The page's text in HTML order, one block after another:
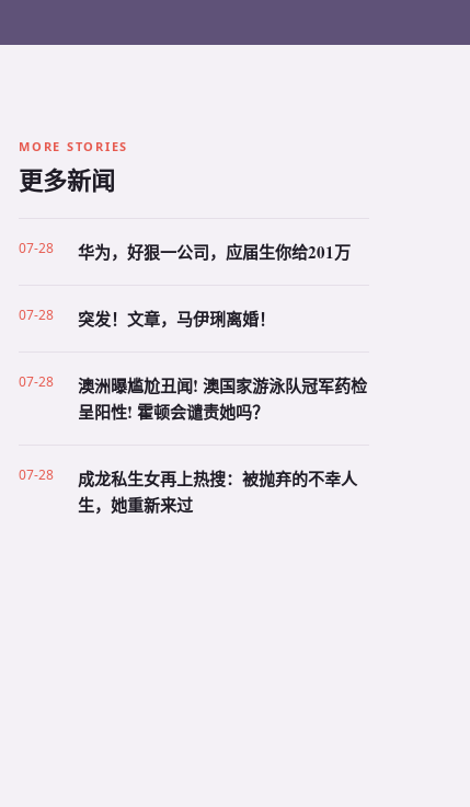
MORE STORIES
更多新闻
07-28 华为，好狠一公司，应届生你给201万
07-28 突发！文章，马伊琍离婚！
07-28
澳洲曝尴尬丑闻! 澳国家游泳队冠军药检
呈阳性! 霍顿会谴责她吗？
07-28
成龙私生女再上热搜：被抛弃的不幸人
生，她重新来过